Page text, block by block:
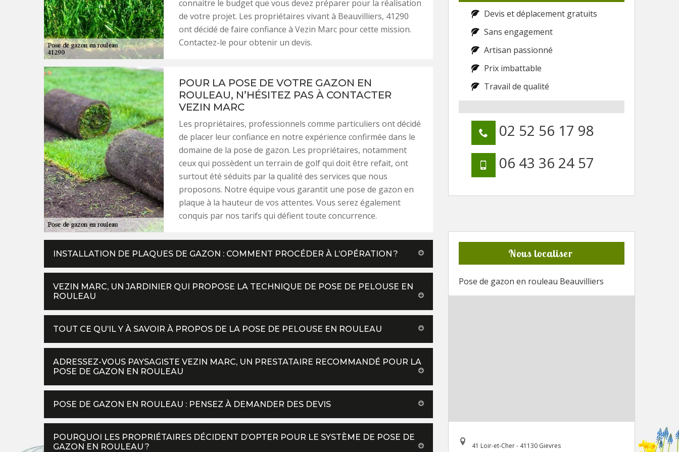
connaitre le budget que vous devez préparer pour la réalisation
de votre projet. Les propriétaires vivant à Beauvilliers, 41290
ont décidé de faire confiance à Vezin Marc pour cette mission.
Contactez-le pour obtenir un devis.
POUR LA POSE DE VOTRE GAZON EN
ROULEAU, N’HÉSITEZ PAS À CONTACTER
VEZIN MARC
Les propriétaires, professionnels comme particuliers ont décidé
de placer leur confiance en notre expérience confirmée dans le
domaine de la pose de gazon. Les propriétaires, notamment
ceux qui possèdent un terrain de golf qui doit être refait, ont
surtout été séduits par la qualité des services que nous
proposons. Notre équipe vous garantit une pose de gazon en
plaque à la hauteur de vos attentes. Vous serez également
conquis par nos tarifs qui défient toute concurrence.
INSTALLATION DE PLAQUES DE GAZON : COMMENT PROCÉDER À L’OPÉRATION ?
VEZIN MARC, UN JARDINIER QUI PROPOSE LA TECHNIQUE DE POSE DE PELOUSE EN
ROULEAU
TOUT CE QU’IL Y À SAVOIR À PROPOS DE LA POSE DE PELOUSE EN ROULEAU
ADRESSEZ-VOUS PAYSAGISTE VEZIN MARC, UN PRESTATAIRE RECOMMANDÉ POUR LA
POSE DE GAZON EN ROULEAU
POSE DE GAZON EN ROULEAU : PENSEZ À DEMANDER DES DEVIS
POURQUOI LES PROPRIÉTAIRES DÉCIDENT D’OPTER POUR LE SYSTÈME DE POSE DE
GAZON EN ROULEAU ?
Devis et déplacement gratuits
Sans engagement
Artisan passionné
Prix imbattable
Travail de qualité
02 52 56 17 98
06 43 36 24 57
Nous localiser
Pose de gazon en rouleau Beauvilliers
41 Loir-et-Cher - 41130 Gievres